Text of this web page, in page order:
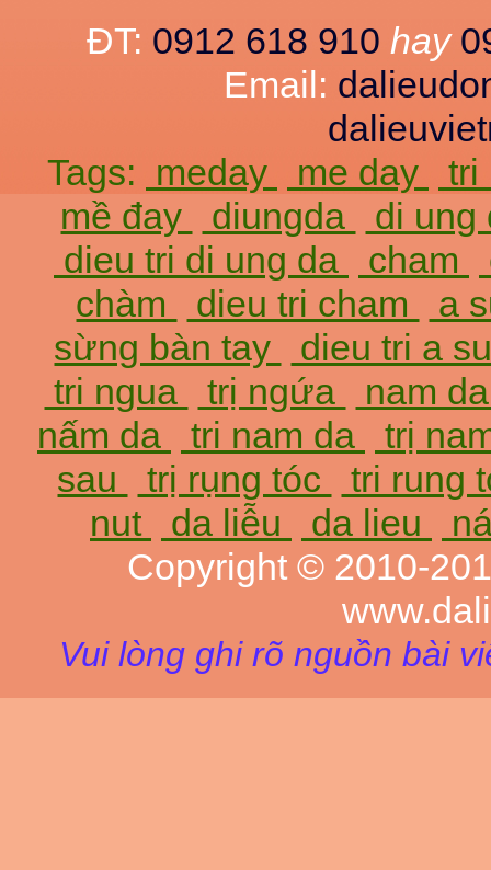
ĐT: 0912 618 910 hay
Email:
Tags: meday me day
tri
mề đay
diungda
di
dieu tri di ung da
cham
chàm
dieu tri cham
a
sừng bàn tay
dieu tri a
tri ngua
trị ngứa
nam
nấm da
tri nam da
trị
sau
trị rụng tóc
tri rung
nut
da liễu da lieu
Copyright © 2010-
Vui lòng ghi rõ nguồn bài